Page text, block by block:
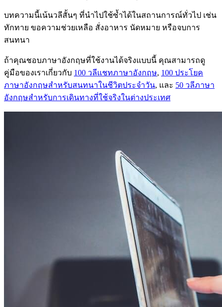
บทความนี้เน้นวลีสั้นๆ ที่นำไปใช้ซ้ำได้ในสถานการณ์ทั่วไป เช่น
ทักทาย ขอความช่วยเหลือ สั่งอาหาร นัดหมาย หรือจบการ
สนทนา
ถ้าคุณชอบภาษาอังกฤษที่ใช้งานได้จริงแบบนี้ คุณสามารถดู
คู่มือของเราเกี่ยวกับ 100 วลีแชทภาษาอังกฤษ, 100 ประโยค
ภาษาอังกฤษสำหรับสนทนาในชีวิตประจำวัน, และ 50 วลีภาษา
อังกฤษสำหรับการเดินทางที่ใช้จริงในต่างประเทศ